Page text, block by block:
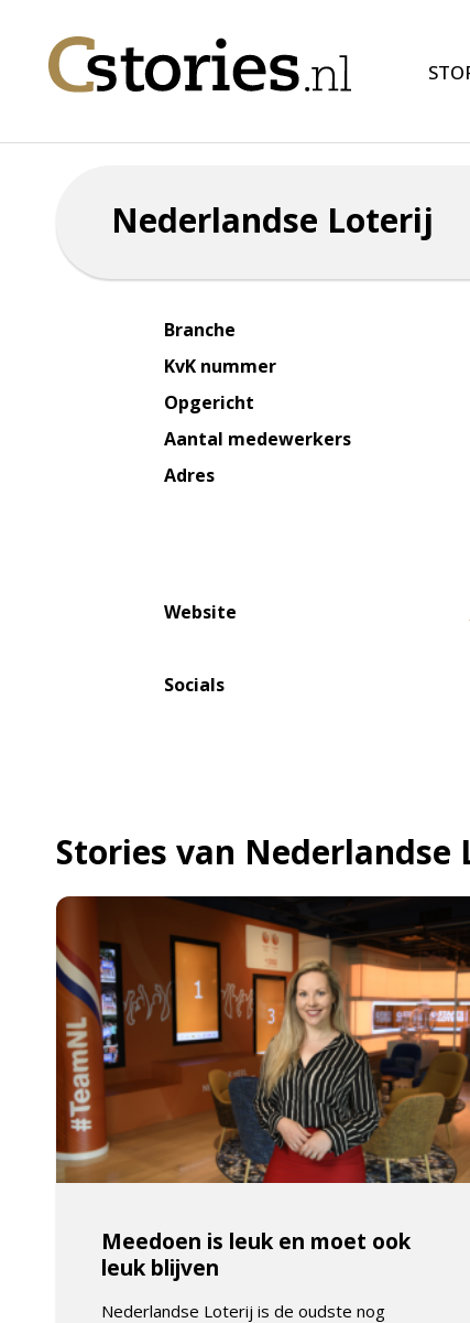
Nederlandse Loterij
Branche
KvK nummer
Opgericht
Aantal medewerkers
Adres
Website
Socials
Stories van Nederlandse
Meedoen is leuk en moet ook
leuk blijven
Nederlandse Loterij is de oudste nog